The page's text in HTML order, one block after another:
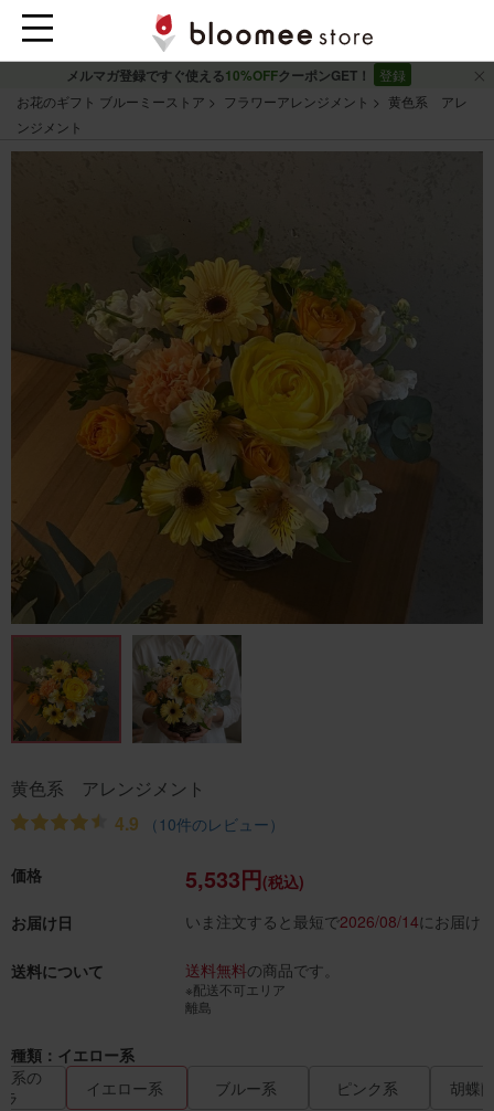
メルマガ登録ですぐ使える10%OFFクーポンGET！
登録
お花のギフト ブルーミーストア
フラワーアレンジメント
黄色系 アレ
ンジメント
黄色系 アレンジメント
4.9
（10件のレビュー）
価格 5,533円(税込)
お届け日
いま注文すると最短で2026/08/14にお届け
送料について 送料無料の商品です。
※配送不可エリア
離島
種類：イエロー系
系の
イエロー系 ブルー系 ピンク系 胡蝶